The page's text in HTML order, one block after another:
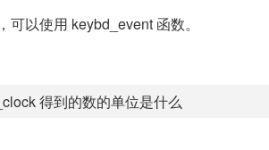
以使用 keybd_event 函数。
得到的数的单位是什么